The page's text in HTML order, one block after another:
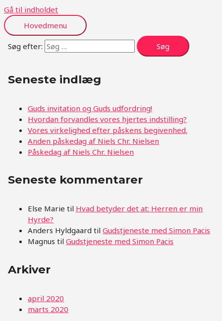
Gå til indholdet
Hovedmenu
Søg efter:
Seneste indlæg
Guds invitation og Guds udfordring!
Hvordan forvandles vores hjertes indstilling?
Vores virkelighed efter påskens begivenhed.
Anden påskedag af Niels Chr. Nielsen
Påskedag af Niels Chr. Nielsen
Seneste kommentarer
Else Marie til Hvad betyder det at: Herren er min
Hyrde?
Anders Hyldgaard tilGudstjeneste med Simon Pacis
Magnus tilGudstjeneste med Simon Pacis
Arkiver
april 2020
marts 2020